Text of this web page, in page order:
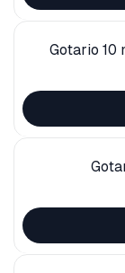
Gotario 10